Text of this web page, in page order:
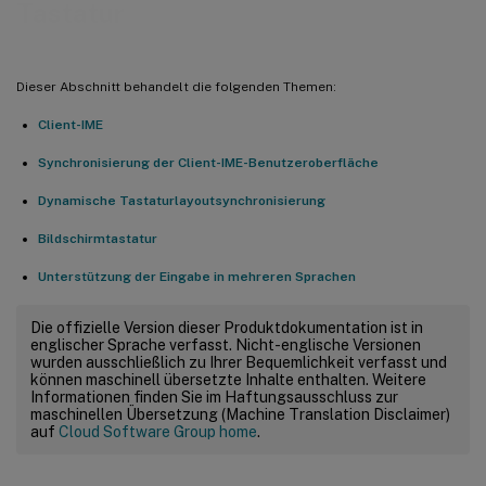
Dieser Abschnitt behandelt die folgenden Themen:
Client-IME
Synchronisierung der Client-IME-Benutzeroberfläche
Dynamische Tastaturlayoutsynchronisierung
Bildschirmtastatur
Unterstützung der Eingabe in mehreren Sprachen
Die offizielle Version dieser Produktdokumentation ist in
englischer Sprache verfasst. Nicht-englische Versionen
wurden ausschließlich zu Ihrer Bequemlichkeit verfasst und
können maschinell übersetzte Inhalte enthalten. Weitere
Informationen finden Sie im Haftungsausschluss zur
maschinellen Übersetzung (Machine Translation Disclaimer)
auf Cloud Software Group home.